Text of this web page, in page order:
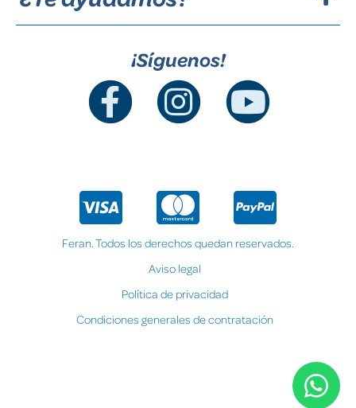
¡Síguenos!
Feran. Todos los derechos quedan reservados.
Aviso legal
Política de privacidad
Condiciones generales de contratación